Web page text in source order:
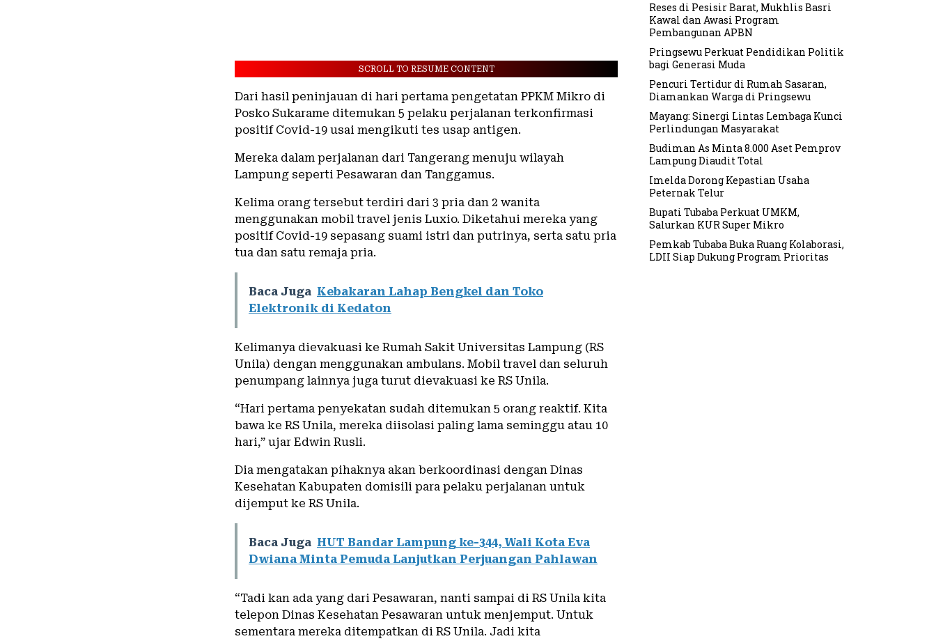
SCROLL TO RESUME CONTENT
Dari hasil peninjauan di hari pertama pengetatan PPKM Mikro di
Posko Sukarame ditemukan 5 pelaku perjalanan terkonfirmasi
positif Covid-19 usai mengikuti tes usap antigen.
Mereka dalam perjalanan dari Tangerang menuju wilayah
Lampung seperti Pesawaran dan Tanggamus.
Kelima orang tersebut terdiri dari 3 pria dan 2 wanita
menggunakan mobil travel jenis Luxio. Diketahui mereka yang
positif Covid-19 sepasang suami istri dan putrinya, serta satu pria
tua dan satu remaja pria.
Baca Juga Kebakaran Lahap Bengkel dan Toko
Elektronik di Kedaton
Kelimanya dievakuasi ke Rumah Sakit Universitas Lampung (RS
Unila) dengan menggunakan ambulans. Mobil travel dan seluruh
penumpang lainnya juga turut dievakuasi ke RS Unila.
“Hari pertama penyekatan sudah ditemukan 5 orang reaktif. Kita
bawa ke RS Unila, mereka diisolasi paling lama seminggu atau 10
hari,” ujar Edwin Rusli.
Dia mengatakan pihaknya akan berkoordinasi dengan Dinas
Kesehatan Kabupaten domisili para pelaku perjalanan untuk
dijemput ke RS Unila.
Baca Juga HUT Bandar Lampung ke-344, Wali Kota Eva
Dwiana Minta Pemuda Lanjutkan Perjuangan Pahlawan
“Tadi kan ada yang dari Pesawaran, nanti sampai di RS Unila kita
telepon Dinas Kesehatan Pesawaran untuk menjemput. Untuk
sementara mereka ditempatkan di RS Unila. Jadi kita
Reses di Pesisir Barat, Mukhlis Basri
Kawal dan Awasi Program
Pembangunan APBN
Pringsewu Perkuat Pendidikan Politik
bagi Generasi Muda
Pencuri Tertidur di Rumah Sasaran,
Diamankan Warga di Pringsewu
Mayang: Sinergi Lintas Lembaga Kunci
Perlindungan Masyarakat
Budiman As Minta 8.000 Aset Pemprov
Lampung Diaudit Total
Imelda Dorong Kepastian Usaha
Peternak Telur
Bupati Tubaba Perkuat UMKM,
Salurkan KUR Super Mikro
Pemkab Tubaba Buka Ruang Kolaborasi,
LDII Siap Dukung Program Prioritas